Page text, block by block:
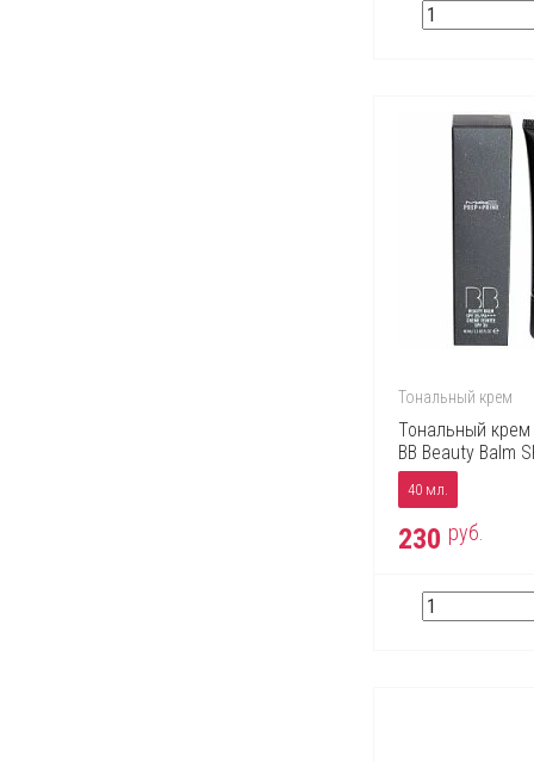
Тональный крем
Тональный крем
BB Beauty Balm
40 мл.
230 руб.